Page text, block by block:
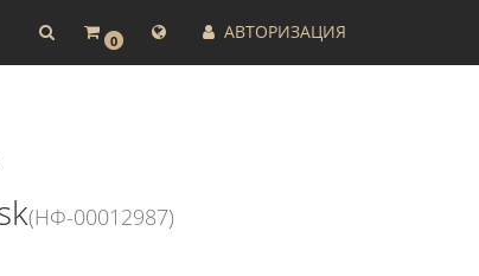
0 АВТОРИЗАЦИЯ
(НФ-00012987)